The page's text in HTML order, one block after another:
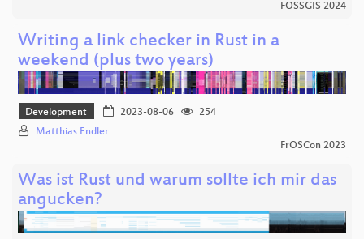
FOSSGIS 2024
Writing a link checker in Rust in a
weekend (plus two years)
Development 2023-08-06
254
Matthias Endler
FrOSCon 2023
Was ist Rust und warum sollte ich mir das
angucken?